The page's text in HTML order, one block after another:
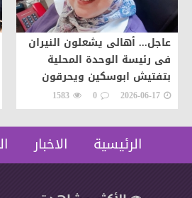
عاجل... أهالى يشعلون النيران
فى رئيسة الوحدة المحلية
بتفتيش ابوسكين ويحرقون
سيارتها اعتراضات على تنفيذ
قرار إزالة..
2026-06-17
0
1583
الرئيسية الاخبار